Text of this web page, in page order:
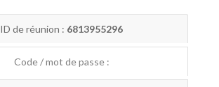
ID de réunion : 6813955296
Code / mot de passe :